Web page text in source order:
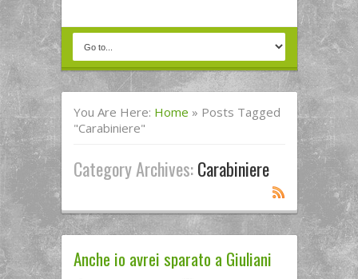
You Are Here: Home » Posts Tagged
"carabiniere"
Category Archives:Carabiniere
Anche io avrei sparato a Giuliani